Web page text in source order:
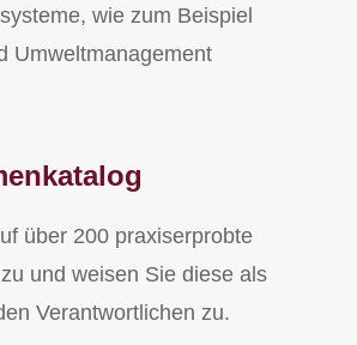
wie zum Beispiel
Umweltmanagement
über 200 praxiserprobte
und weisen Sie diese als
Verantwortlichen zu.